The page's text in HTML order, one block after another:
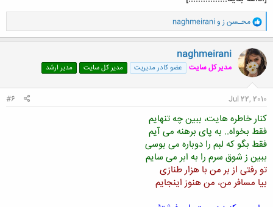
و
ا
ک
ن
ش
ه
ا
محـسن ز و naghmeirani
naghmeirani
مدیر کل سایت عضو کادر مدیریت مدیر کل سایت مدیر ارشد
Jul 22, 2010
#6
کنار خاطره هایت، ببین چه تنهایم
فقط بخواه.. به پای برهنه می آیم
فقط بگو که لبم را دوباره می بوسی
ببین ز شوق سرم را به ابر می سایم
تو رفتی از بر من با هزار طنازی
بیا مسافر من، من هنوز اینجایم